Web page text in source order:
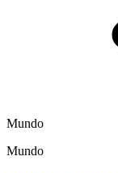
Mundo
Mundo